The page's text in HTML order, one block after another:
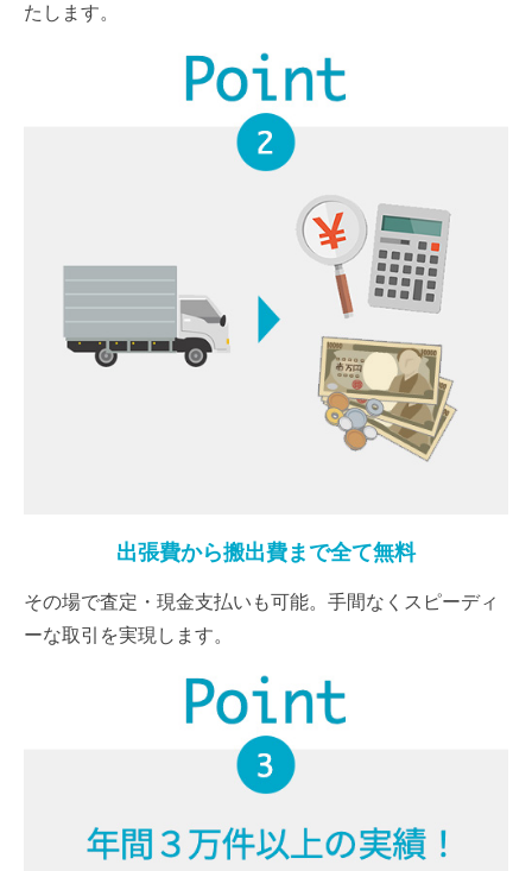
たします。
出張費から搬出費まで全て無料
その場で査定・現金支払いも可能。手間なくスピーディ
ーな取引を実現します。